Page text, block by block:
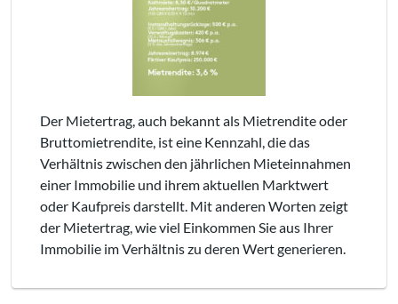
Der Mietertrag, auch bekannt als Mietrendite oder
Bruttomietrendite, ist eine Kennzahl, die das
Verhältnis zwischen den jährlichen Mieteinnahmen
einer Immobilie und ihrem aktuellen Marktwert
oder Kaufpreis darstellt. Mit anderen Worten zeigt
der Mietertrag, wie viel Einkommen Sie aus Ihrer
Immobilie im Verhältnis zu deren Wert generieren.